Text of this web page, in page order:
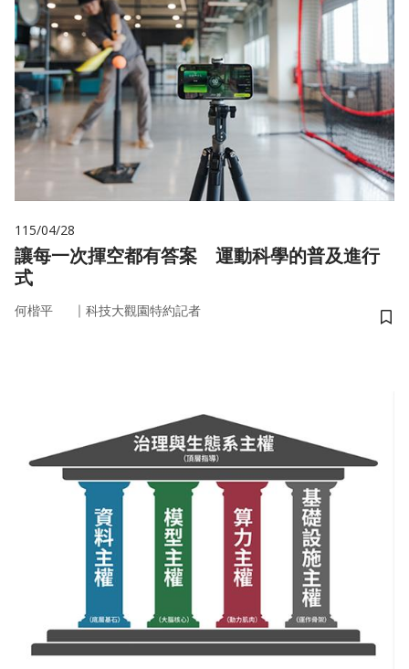
115/04/28
讓每一次揮空都有答案 運動科學的普及進行
式
何楷平 ｜ 科技大觀園特約記者
儲